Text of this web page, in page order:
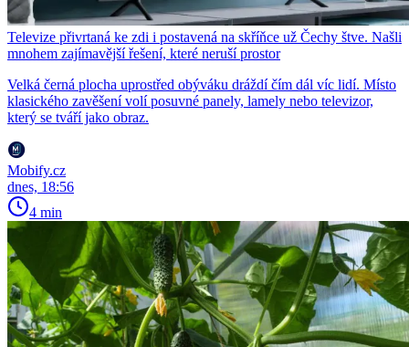
Televize přivrtaná ke zdi i postavená na skříňce už Čechy štve. Našli
mnohem zajímavější řešení, které neruší prostor
Velká černá plocha uprostřed obýváku dráždí čím dál víc lidí. Místo
klasického zavěšení volí posuvné panely, lamely nebo televizor,
který se tváří jako obraz.
Mobify.cz
dnes, 18:56
4 min